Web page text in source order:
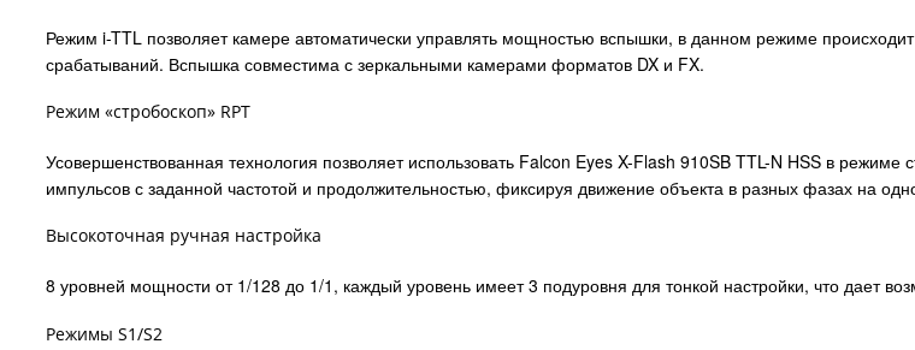
Режим i-TTL позволяет камере автоматически управлять мощностью вспышки, в данном режиме
срабатываний. Вспышка совместима с зеркальными камерами форматов DX и FX.
Режим «стробоскоп» RPT
Усовершенствованная технология позволяет использовать Falcon Eyes X-Flash 910SB TTL-N HSS в
импульсов с заданной частотой и продолжительностью, фиксируя движение объекта в разных фазах на
Высокоточная ручная настройка
8 уровней мощности от 1/128 до 1/1, каждый уровень имеет 3 подуровня для тонкой настройки, что дает
Режимы S1/S2